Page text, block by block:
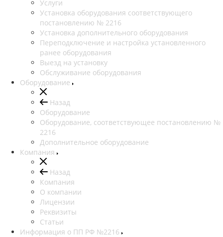
Услуги
Установка оборудования соответствующего
постановлению № 2216
Установка дополнительного оборудования
Переподключение и настройка установленного
ранее оборудования
Выезд на установку
Обслуживание оборудования
Оборудование
Назад
Оборудование
Оборудование, соответствующее постановлению №
2216
Дополнительное оборудование
Компания
Назад
Компания
О компании
Лицензии
Реквизиты
Статьи
Информация о ПП РФ №2216